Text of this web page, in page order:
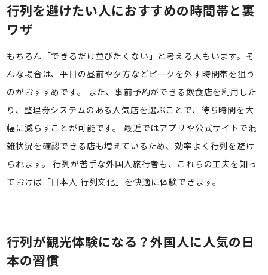
行列を避けたい人におすすめの時間帯と裏
ワザ
もちろん「できるだけ並びたくない」と考える人もいます。そ
んな場合は、平日の昼前や夕方などピークを外す時間帯を狙う
のがおすすめです。 また、事前予約ができる飲食店を利用した
り、整理券システムのある人気店を選ぶことで、待ち時間を大
幅に減らすことが可能です。 最近ではアプリや公式サイトで混
雑状況を確認できる店も増えているため、効率よく行列を避け
られます。 行列が苦手な外国人旅行者も、これらの工夫を知っ
ておけば「日本人 行列文化」を快適に体験できます。
行列が観光体験になる？外国人に人気の日
本の習慣